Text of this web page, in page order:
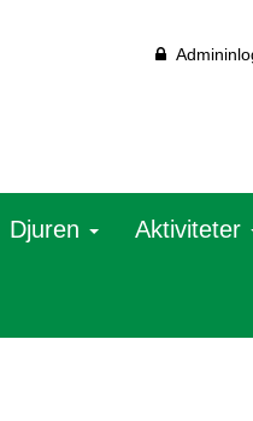
Djuren Aktiviteter